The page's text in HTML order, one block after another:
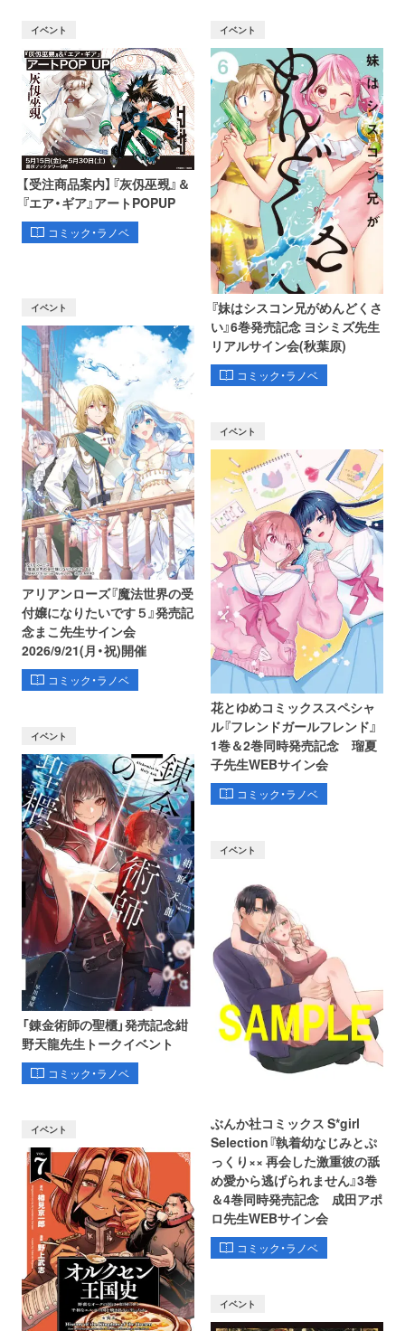
イベント
【受注商品案内】『灰仭巫覡』＆
『エア・ギア』アートPOPUP
コミック・ラノベ
イベント
『妹はシスコン兄がめんどくさ
い』6巻発売記念 ヨシミズ先生
リアルサイン会(秋葉原)
コミック・ラノベ
イベント
アリアンローズ『魔法世界の受
付嬢になりたいです５』発売記
念まこ先生サイン会
2026/9/21(月・祝)開催
コミック・ラノベ
イベント
花とゆめコミックススペシャ
ル『フレンドガールフレンド』
1巻＆2巻同時発売記念 瑠夏
子先生WEBサイン会
コミック・ラノベ
イベント
「錬金術師の聖櫃」発売記念紺
野天龍先生トークイベント
コミック・ラノベ
イベント
ぶんか社コミックス S*girl
Selection『執着幼なじみとぷ
っくり×× 再会した激重彼の舐
め愛から逃げられません』3巻
＆4巻同時発売記念 成田アポ
ロ先生WEBサイン会
コミック・ラノベ
イベント
イベント